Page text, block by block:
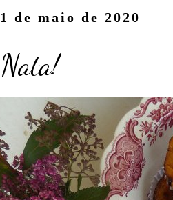
de maio de 2020